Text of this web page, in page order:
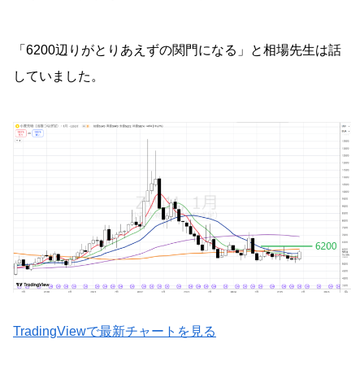
「6200辺りがとりあえずの関門になる」と相場先生は話
していました。
TradingViewで最新チャートを見る